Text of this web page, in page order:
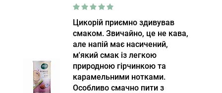
Цикорій приємно здивував
смаком. Звичайно, це не кава,
але напій має насичений,
м'який смак із легкою
природною гірчинкою та
карамельними нотками.
Особливо смачно пити з